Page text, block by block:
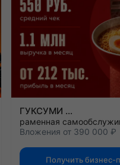
ГУКСУМИ
раменная
Вложения от 390 000 ₽
Получить бизнес-